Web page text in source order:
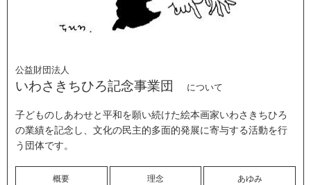
公益財団法人
いわさきちひろ記念事業団 について
子どものしあわせと平和を願い続けた絵本画家いわさきちひろ
の業績を記念し、文化の民主的多面的発展に寄与する活動を行
う団体です。
概要 理念 あゆみ